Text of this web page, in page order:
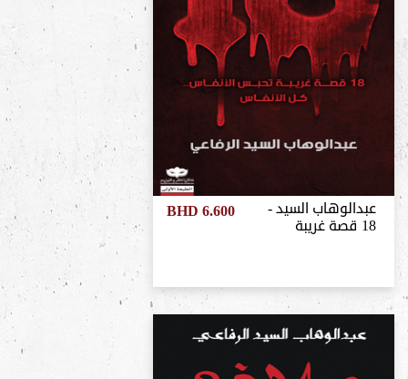
عبدالوهاب السيد -
18 قصة غريبة
BHD 6.600